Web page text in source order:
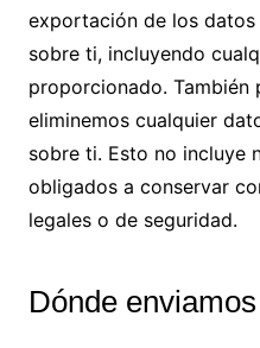
exportación de los datos
sobre ti, incluyendo
proporcionado. También
eliminemos cualquier
sobre ti. Esto no incluye
obligados a conservar
legales o de seguridad.
Dónde